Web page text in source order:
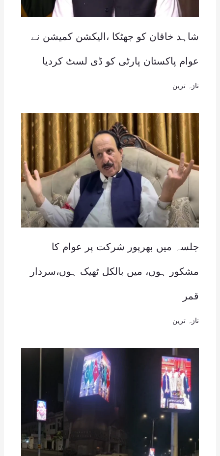
شاہد خاقان کو جھٹکا ،الیکشن کمیشن نے
عوام پاکستان پارٹی کو ڈی لسٹ کردیا
تازہ ترین
جلسہ میں بھرپور شرکت پر عوام کا
مشکور ہوں، میں بالکل ٹھیک ہوں،سردار
قمر
تازہ ترین